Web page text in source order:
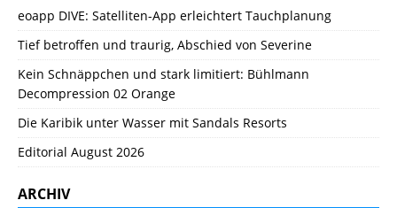
eoapp DIVE: Satelliten-App erleichtert Tauchplanung
Tief betroffen und traurig, Abschied von Severine
Kein Schnäppchen und stark limitiert: Bühlmann
Decompression 02 Orange
Die Karibik unter Wasser mit Sandals Resorts
Editorial August 2026
ARCHIV